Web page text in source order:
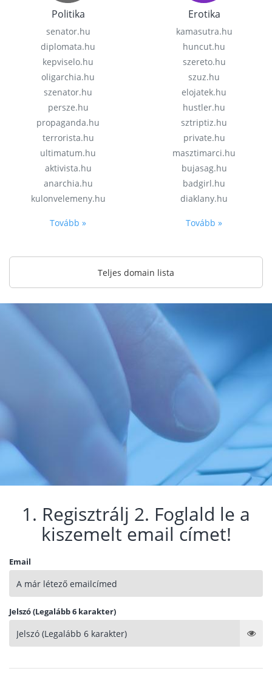
Politika
senator.hu
diplomata.hu
kepviselo.hu
oligarchia.hu
szenator.hu
persze.hu
propaganda.hu
terrorista.hu
ultimatum.hu
aktivista.hu
anarchia.hu
kulonvelemeny.hu
Tovább »
Erotika
kamasutra.hu
huncut.hu
szereto.hu
szuz.hu
elojatek.hu
hustler.hu
sztriptiz.hu
private.hu
masztimarci.hu
bujasag.hu
badgirl.hu
diaklany.hu
Tovább »
Teljes domain lista
1. Regisztrálj 2. Foglald le a
kiszemelt email címet!
Email
Jelszó (Legalább 6 karakter)